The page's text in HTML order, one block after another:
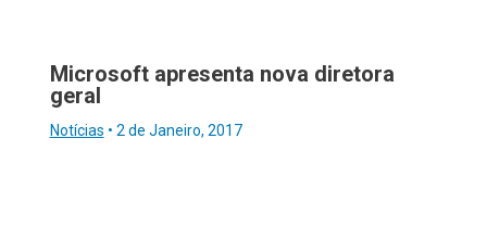
Microsoft apresenta nova diretora
geral
Notícias • 2 de Janeiro, 2017